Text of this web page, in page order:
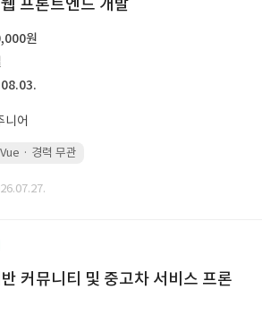
원
니어
Vue · 경력 무관
커뮤니티 및 중고차 서비스 프론